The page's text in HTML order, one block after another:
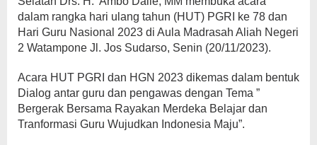
dalam rangka hari ulang tahun (HUT) PGRI ke 78 dan
Hari Guru Nasional 2023 di Aula Madrasah Aliah Negeri
2 Watampone Jl. Jos Sudarso, Senin (20/11/2023).
Acara HUT PGRI dan HGN 2023 dikemas dalam bentuk
Dialog antar guru dan pengawas dengan Tema ”
Bergerak Bersama Rayakan Merdeka Belajar dan
Tranformasi Guru Wujudkan Indonesia Maju”.